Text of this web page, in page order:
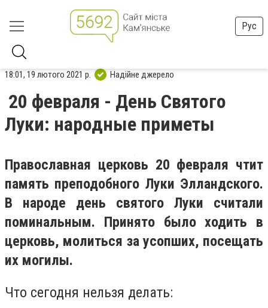
Рус
18:01, 19 лютого 2021 р. Надійне джерело
20 февраля - День Святого
Луки: народные приметы
Православная церковь 20 февраля чтит
память преподобного Луки Элландского.
В народе день святого Луки считали
поминальным. Принято было ходить в
церковь, молиться за усопших, посещать
их могилы.
Что сегодня нельзя делать: